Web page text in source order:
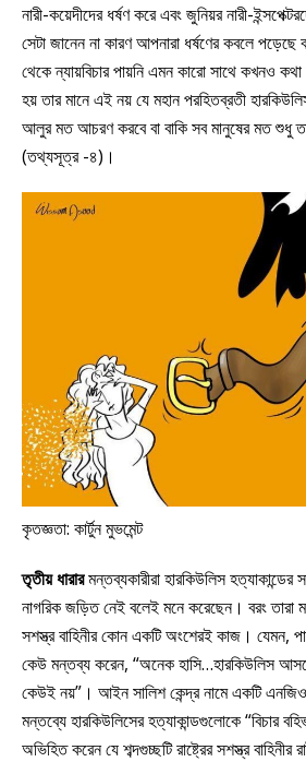
নারী-কয়েদীদের ধর্ষণ করে এবং জুনিয়র নারী-
সেটা জানেন না কারণ আপনারা ধর্ষণের কবলে পড়েছে
থেকে ন্যায়বিচার পায়নি এমন কারো সাথে কখনও
হয় তার মানে এই নয় যে মহান পরহিতব্রতী
আলুর মত আচরণ করবে বা বাকি সব মানুষের মত শুধু
(তথ্যসূত্র -৪)।
কৃতজ্ঞতা: কার্টুন মুভমেন্ট
তৃতীয় ধারারমন্তব্যকারীরা হারকিউলিস হত্যাকান্ডের
নাগরিক জড়িত নেই বলেই মনে করেছেন। বরং তারা
সশস্ত্র বাহিনীর কোন একটি অংশেরই কাজ। যেমন,
কেউ মন্তব্য করেন, “অনেক হাসি…হারকিউলিস
কেউই নয়”। আইন সালিশ কেন্দ্র নামে একটি এনজিওর
মন্তব্যে হারকিউলিসের হত্যাকান্ডগুলোকে “বিচার
অভিহিত করেন যে শব্দগুচ্ছটি রাষ্ট্রের সশস্ত্র বাহিনীর